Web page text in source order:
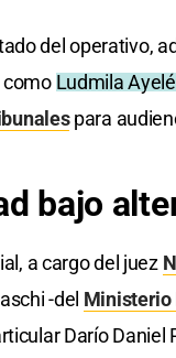
del operativo,
Ludmila
para
bajo
a cargo del juez
-del Ministerio
Darío Daniel